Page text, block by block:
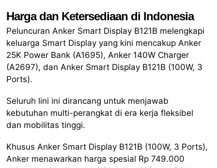
Harga dan Ketersediaan di Indonesia
Peluncuran Anker Smart Display B121B melengkapi
keluarga Smart Display yang kini mencakup Anker
25K Power Bank (A1695), Anker 140W Charger
(A2697), dan Anker Smart Display B121B (100W, 3
Ports).
Seluruh lini ini dirancang untuk menjawab
kebutuhan multi-perangkat di era kerja fleksibel
dan mobilitas tinggi.
Khusus Anker Smart Display B121B (100W, 3 Ports),
Anker menawarkan harga spesial Rp 749.000